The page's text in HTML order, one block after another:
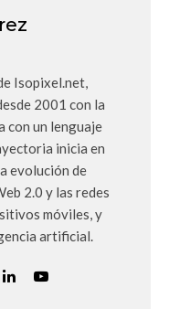
Isopixel.net,
2001 con la
con un lenguaje
inicia en
evolución de
2.0 y las redes
móviles, y
artificial.